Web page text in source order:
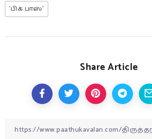
‘பிக் பாஸ்’
Share Article